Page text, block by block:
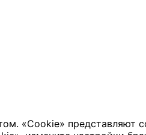
«Cookie» представляют